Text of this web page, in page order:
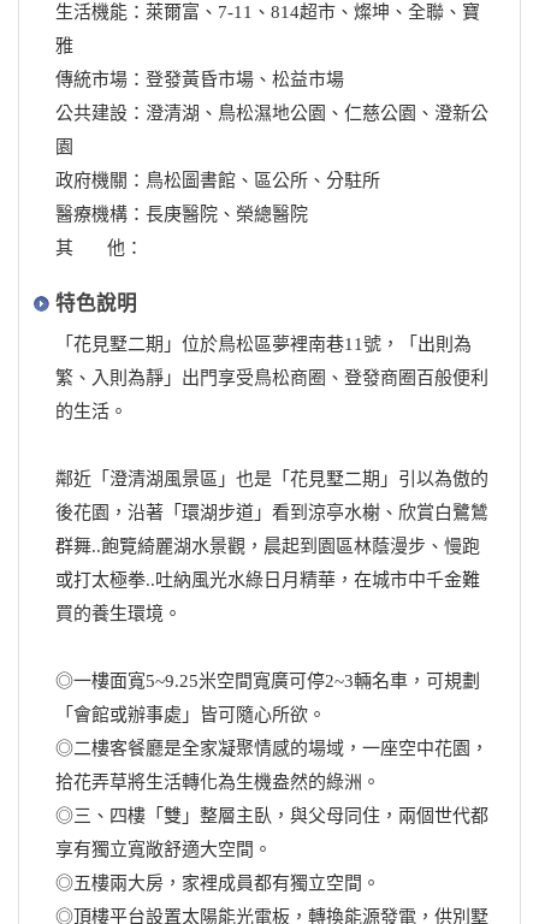
生活機能：萊爾富、7-11、814超市、燦坤、全聯、寶
雅
傳統市場：登發黃昏市場、松益市場
公共建設：澄清湖、鳥松濕地公園、仁慈公園、澄新公
園
政府機關：鳥松圖書館、區公所、分駐所
醫療機構：長庚醫院、榮總醫院
其 他：
特色說明
「花見墅二期」位於鳥松區夢裡南巷11號，「出則為
繁、入則為靜」出門享受鳥松商圈、登發商圈百般便利
的生活。
鄰近「澄清湖風景區」也是「花見墅二期」引以為傲的
後花園，沿著「環湖步道」看到涼亭水榭、欣賞白鷺鷥
群舞..飽覽綺麗湖水景觀，晨起到園區林蔭漫步、慢跑
或打太極拳..吐納風光水綠日月精華，在城市中千金難
買的養生環境。
◎一樓面寬5~9.25米空間寬廣可停2~3輛名車，可規劃
「會館或辦事處」皆可隨心所欲。
◎二樓客餐廳是全家凝聚情感的場域，一座空中花園，
拾花弄草將生活轉化為生機盎然的綠洲。
◎三、四樓「雙」整層主臥，與父母同住，兩個世代都
享有獨立寬敞舒適大空間。
◎五樓兩大房，家裡成員都有獨立空間。
◎頂樓平台設置太陽能光電板，轉換能源發電，供別墅